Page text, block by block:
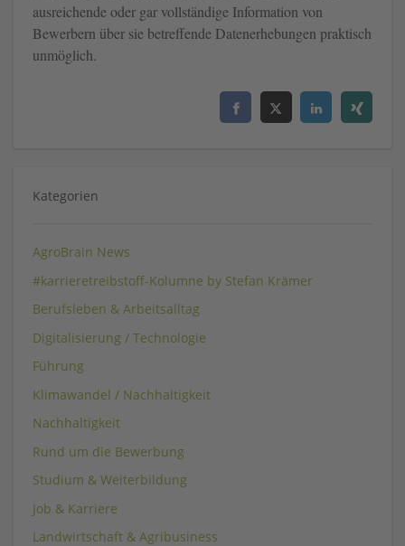
ausreichende oder gar vollständige Information von
Bewerbern über sie betreffende Datenerhebungen praktisch
unmöglich.
Kategorien
AgroBrain News
#karrieretreibstoff-Kolumne by Stefan Krämer
Berufsleben & Arbeitsalltag
Digitalisierung / Technologie
Führung
Klimawandel / Nachhaltigkeit
Nachhaltigkeit
Rund um die Bewerbung
Studium & Weiterbildung
Job & Karriere
Landwirtschaft & Agribusiness